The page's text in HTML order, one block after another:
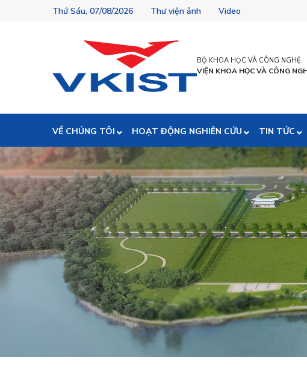
Thứ Sáu, 07/08/2026 Thư viện ảnh Video
BỘ KHOA HỌC VÀ CÔNG NGHỆ
VIỆN KHOA HỌC VÀ CÔNG
VỀ CHÚNG TÔI HOẠT ĐỘNG NGHIÊN CỨU TIN TỨC